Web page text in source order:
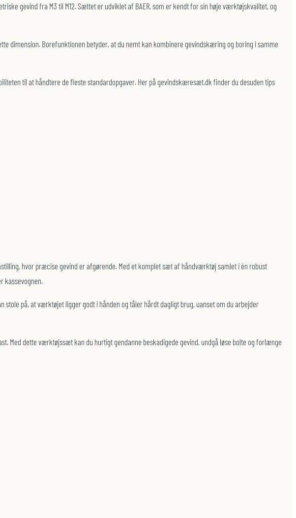
gevind fra M3 til M12. Sættet er udviklet af BAER, som er kendt for sin høje værktøjskvalitet, og
dimension. Borefunktionen betyder, at du nemt kan kombinere gevindskæring og boring i samme
til at håndtere de fleste standardopgaver. Her på gevindskæresæt.dk finder du desuden tips
hvor præcise gevind er afgørende. Med et komplet sæt af håndværktøj samlet i én robust
kassevognen.
på, at værktøjet ligger godt i hånden og tåler hårdt dagligt brug, uanset om du arbejder
Med dette værktøjssæt kan du hurtigt gendanne beskadigede gevind, undgå løse bolte og forlænge